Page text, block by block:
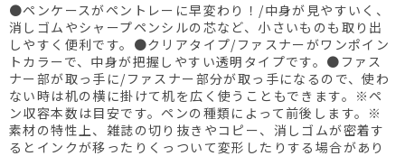
●ペンケースがペントレーに早変わり！/中身が見やすいく、
消しゴムやシャープペンシルの芯など、小さいものも取り出
しやすく便利です。●クリアタイプ/ファスナーがワンポイン
トカラーで、中身が把握しやすい透明タイプです。●ファス
ナー部が取っ手に/ファスナー部分が取っ手になるので、使わ
ない時は机の横に掛けて机を広く使うこともできます。※ペ
ン収容本数は目安です。ペンの種類によって前後します。※
素材の特性上、雑誌の切り抜きやコピー、消しゴムが密着す
るとインクが移ったりくっついて変形したりする場合があり